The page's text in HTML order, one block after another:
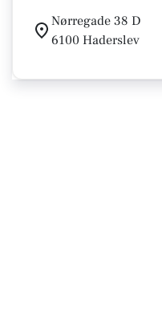
Nørregade 38 D
6100 Haderslev